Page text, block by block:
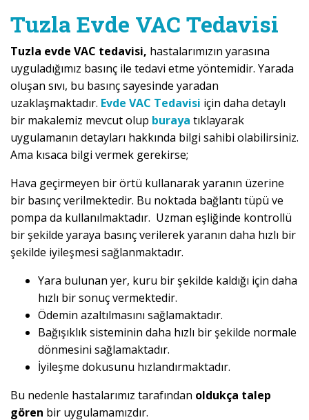
Tuzla Evde VAC Tedavisi
Tuzla evde VAC tedavisi, hastalarımızın yarasına
uyguladığımız basınç ile tedavi etme yöntemidir. Yarada
oluşan sıvı, bu basınç sayesinde yaradan
uzaklaşmaktadır. Evde VAC Tedavisi için daha detaylı
bir makalemiz mevcut olup buraya tıklayarak
uygulamanın detayları hakkında bilgi sahibi olabilirsiniz.
Ama kısaca bilgi vermek gerekirse;
Hava geçirmeyen bir örtü kullanarak yaranın üzerine
bir basınç verilmektedir. Bu noktada bağlantı tüpü ve
pompa da kullanılmaktadır. Uzman eşliğinde kontrollü
bir şekilde yaraya basınç verilerek yaranın daha hızlı bir
şekilde iyileşmesi sağlanmaktadır.
Yara bulunan yer, kuru bir şekilde kaldığı için daha
hızlı bir sonuç vermektedir.
Ödemin azaltılmasını sağlamaktadır.
Bağışıklık sisteminin daha hızlı bir şekilde normale
dönmesini sağlamaktadır.
İyileşme dokusunu hızlandırmaktadır.
Bu nedenle hastalarımız tarafından oldukça talep
gören bir uygulamamızdır.